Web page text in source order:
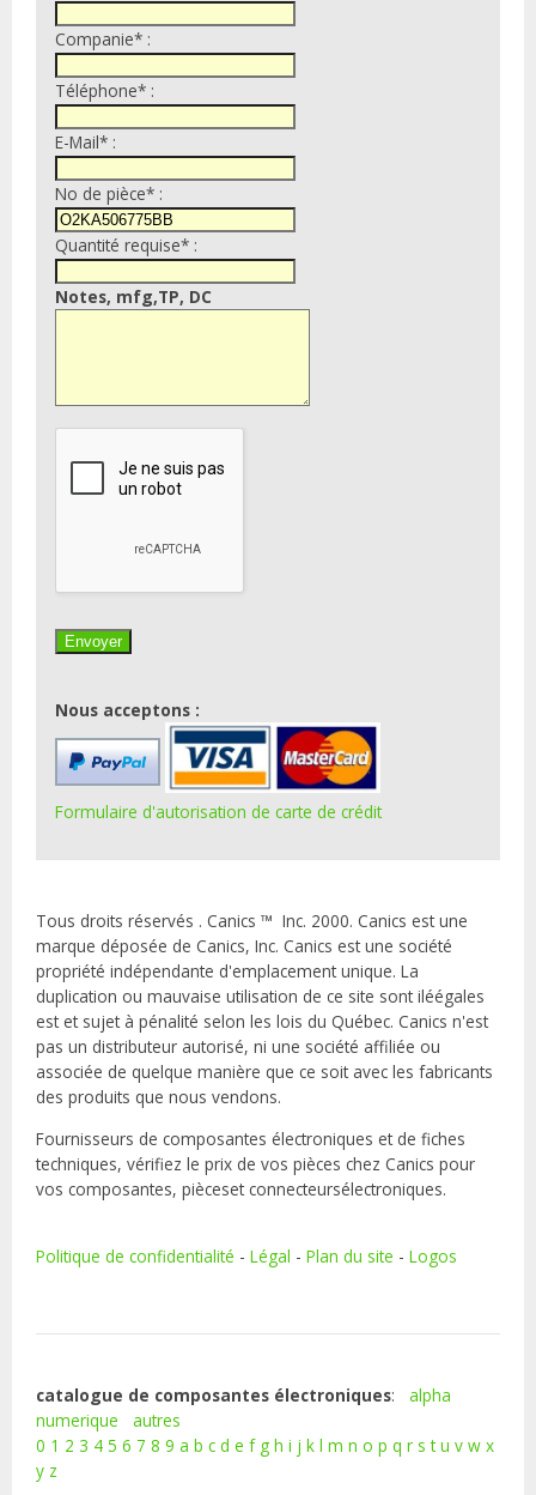
Companie* :
Téléphone* :
E-Mail* :
No de pièce* :
Quantité requise* :
Notes, mfg,TP, DC
Nous acceptons :
Formulaire d'autorisation de carte de crédit
Tous droits réservés . Canics ™ Inc. 2000. Canics est une
marque déposée de Canics, Inc. Canics est une société
propriété indépendante d'emplacement unique. La
duplication ou mauvaise utilisation de ce site sont iléégales
est et sujet à pénalité selon les lois du Québec. Canics n'est
pas un distributeur autorisé, ni une société affiliée ou
associée de quelque manière que ce soit avec les fabricants
des produits que nous vendons.
Fournisseurs de composantes électroniques et de fiches
techniques, vérifiez le prix de vos pièces chez Canics pour
vos composantes, pièceset connecteursélectroniques.
Politique de confidentialité - Légal - Plan du site - Logos
catalogue de composantes électroniques: alpha
numerique
autres
0 1 2 3 4 5 6 7 8 9 a b c d e f g h i j k l m n o p q r s t u v w x
y z